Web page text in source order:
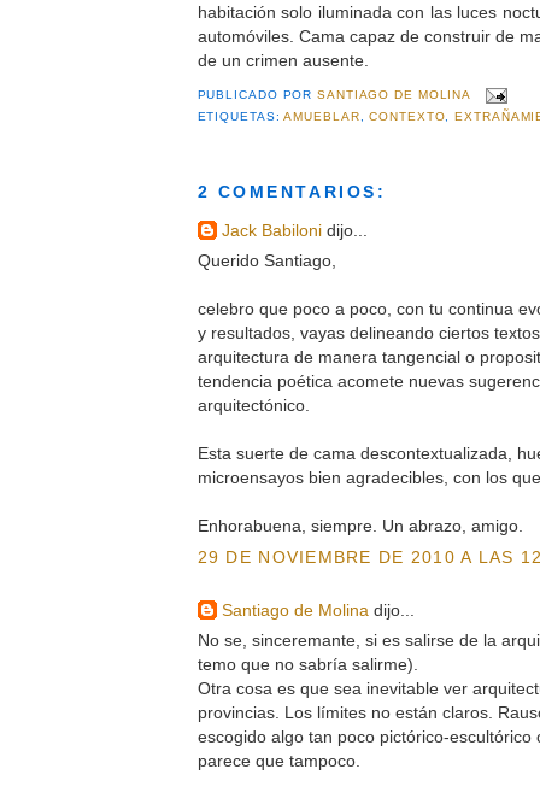
habitación solo iluminada con las luces
automóviles. Cama capaz de construir de
de un crimen ausente.
PUBLICADO PORSANTIAGO DE MOLINA
ETIQUETAS:AMUEBLAR,CONTEXTO,
2 COMENTARIOS:
Jack Babilonidijo...
Querido Santiago,
celebro que poco a poco, con tu continua
y resultados, vayas delineando ciertos
arquitectura de manera tangencial o
tendencia poética acomete nuevas
arquitectónico.
Esta suerte de cama descontextualizada,
microensayos bien agradecibles, con los
Enhorabuena, siempre. Un abrazo, amigo.
29 DE NOVIEMBRE DE 2010 A LAS
Santiago de Molina dijo...
No se, sinceremante, si es salirse de la
temo que no sabría salirme).
Otra cosa es que sea inevitable ver
provincias. Los límites no están claros.
escogido algo tan poco pictórico-escultórico
parece que tampoco.